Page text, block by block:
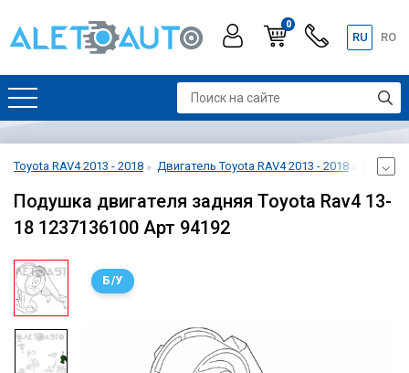
0
RU RO
Toyota RAV4 2013 - 2018 Двигатель Toyota RAV4 2013 - 2018
Подушка двигателя задняя Toyota Rav4 13-
18 1237136100 Арт 94192
Б/У